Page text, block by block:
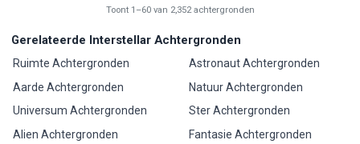
Toont 1–60 van 2,352 achtergronden
Gerelateerde Interstellar Achtergronden
Ruimte Achtergronden
Aarde Achtergronden
Universum Achtergronden
Alien Achtergronden
Astronaut Achtergronden
Natuur Achtergronden
Ster Achtergronden
Fantasie Achtergronden